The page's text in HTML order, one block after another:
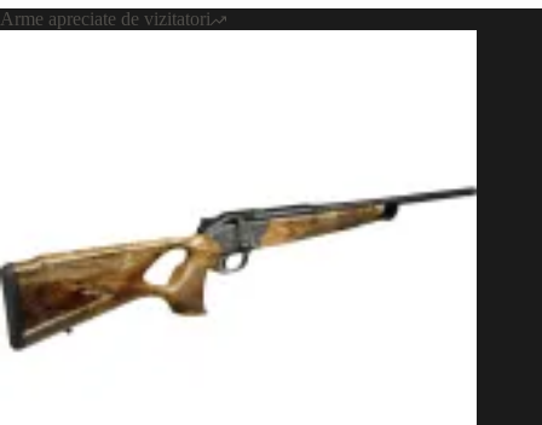
Arme apreciate de vizitatori